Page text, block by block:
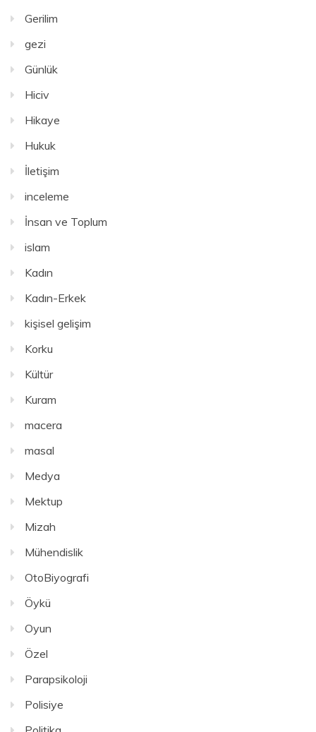
Gerilim
gezi
Günlük
Hiciv
Hikaye
Hukuk
İletişim
inceleme
İnsan ve Toplum
islam
Kadın
Kadın-Erkek
kişisel gelişim
Korku
Kültür
Kuram
macera
masal
Medya
Mektup
Mizah
Mühendislik
OtoBiyografi
Öykü
Oyun
Özel
Parapsikoloji
Polisiye